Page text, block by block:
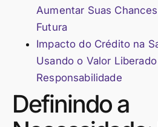
Aumentar Suas
Futura
Impacto do Crédito na
Usando o Valor
Responsabilidade
Definindo a